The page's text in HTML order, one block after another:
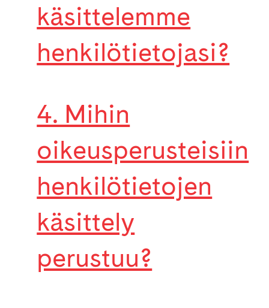
käsittelemme
henkilötietojasi?
4. Mihin
oikeusperusteisiin
henkilötietojen
käsittely
perustuu?